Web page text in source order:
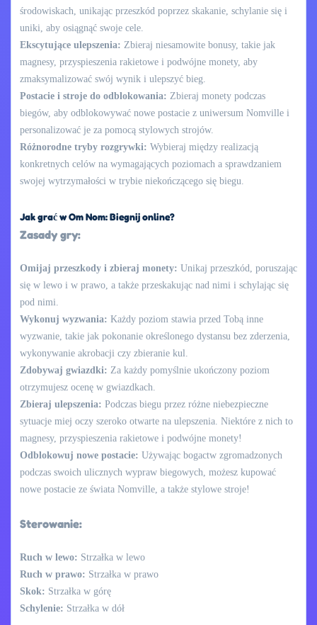
środowiskach, unikając przeszkód poprzez skakanie, schylanie się i
uniki, aby osiągnąć swoje cele.
Ekscytujące ulepszenia: Zbieraj niesamowite bonusy, takie jak
magnesy, przyspieszenia rakietowe i podwójne monety, aby
zmaksymalizować swój wynik i ulepszyć bieg.
Postacie i stroje do odblokowania: Zbieraj monety podczas
biegów, aby odblokowywać nowe postacie z uniwersum Nomville i
personalizować je za pomocą stylowych strojów.
Różnorodne tryby rozgrywki: Wybieraj między realizacją
konkretnych celów na wymagających poziomach a sprawdzaniem
swojej wytrzymałości w trybie niekończącego się biegu.
Jak grać w Om Nom: Biegnij online?
Zasady gry:
Omijaj przeszkody i zbieraj monety: Unikaj przeszkód, poruszając
się w lewo i w prawo, a także przeskakując nad nimi i schylając się
pod nimi.
Wykonuj wyzwania: Każdy poziom stawia przed Tobą inne
wyzwanie, takie jak pokonanie określonego dystansu bez zderzenia,
wykonywanie akrobacji czy zbieranie kul.
Zdobywaj gwiazdki: Za każdy pomyślnie ukończony poziom
otrzymujesz ocenę w gwiazdkach.
Zbieraj ulepszenia: Podczas biegu przez różne niebezpieczne
sytuacje miej oczy szeroko otwarte na ulepszenia. Niektóre z nich to
magnesy, przyspieszenia rakietowe i podwójne monety!
Odblokowuj nowe postacie: Używając bogactw zgromadzonych
podczas swoich ulicznych wypraw biegowych, możesz kupować
nowe postacie ze świata Nomville, a także stylowe stroje!
Sterowanie:
Ruch w lewo: Strzałka w lewo
Ruch w prawo: Strzałka w prawo
Skok: Strzałka w górę
Schylenie: Strzałka w dół